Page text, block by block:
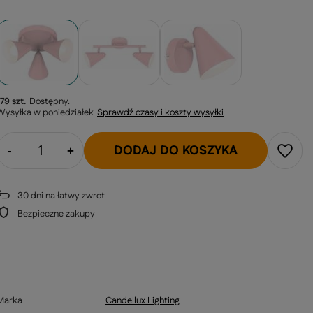
szt. Dostępny
w poniedziałek Sprawdź czasy i koszty wysyłki
- + DODAJ DO KOSZYKA
30dni na łatwy zwrot
Bezpieczne zakupy
Candellux Lighting